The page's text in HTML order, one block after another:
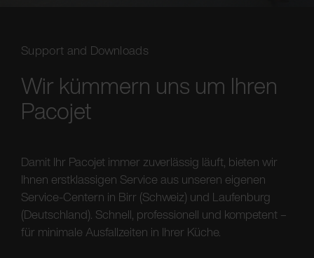
Support and Downloads
Wir kümmern uns um Ihren
Pacojet
Damit Ihr Pacojet immer zuverlässig läuft, bieten wir
Ihnen erstklassigen Service aus unseren eigenen
Service-Centern in Birr (Schweiz) und Laufenburg
(Deutschland). Schnell, professionell und kompetent –
für minimale Ausfallzeiten in Ihrer Küche.